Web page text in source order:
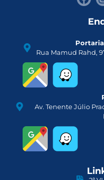
Rua Mamud Rahd,
Av. Tenente Júlio